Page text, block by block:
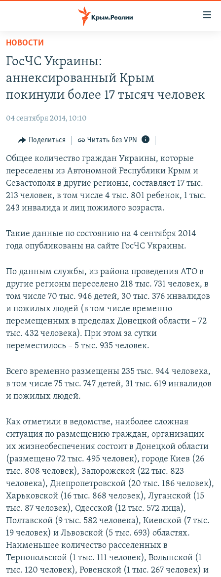
Вернуться
основному
содержанию
главной
навигации
Вернутся
поиску
СПЕЦПРОЕКТЫ
11 ЛЕТ ОККУПАЦИИ КРЫМА. 11 ИСТОРИЙ СОПРОТИВЛЕНИЯ
ЕЩЕ
ИНТЕРАКТИВ
ИНФОГРАФИКА
СОВЕТЫ ПРАВОЗАЩИТНИКОВ
ПРОПАВШИЕ БЕЗ ВЕСТИ
ПОБЕДИТЕЛЕЙ НЕ СУДЯТ?
КРЫМ.НЕПОКОРЕННЫЙ
УКРАИНСКАЯ ПРОБЛЕМА КРЫМА
РАДІО СВОБОДА
КАК ОБОЙТИ БЛОКИРОВКУ
Українською
Qırımtatar
ПРИСОЕДИНЯЙТЕСЬ!
Все сайты RFE/RL
НОВОСТИ
ГосЧС Украины:
аннексированный Крым
покинули более 17 тысяч человек
04 сентября 2014, 10:10
Поделиться Читать без VPN
Общее количество граждан Украины, которые
переселены из Автономной Республики Крым и
Севастополя в другие регионы, составляет 17 тыс.
213 человек, в том числе 4 тыс. 801 ребенок, 1 тыс.
243 инвалида и лиц пожилого возраста.
Такие данные по состоянию на 4 сентября 2014
года опубликованы на сайте ГосЧС Украины.
По данным службы, из района проведения АТО в
другие регионы переселено 218 тыс. 731 человек, в
том числе 70 тыс. 946 детей, 30 тыс. 376 инвалидов
и пожилых людей (в том числе временно
перемещенных в пределах Донецкой области – 72
тыс. 432 человека). При этом за сутки
переместилось – 5 тыс. 935 человек.
Всего временно размещены 235 тыс. 944 человека,
в том числе 75 тыс. 747 детей, 31 тыс. 619 инвалидов
и пожилых людей.
Как отметили в ведомстве, наиболее сложная
ситуация по размещению граждан, организации
их жизнеобеспечения состоит в Донецкой области
(размещено 72 тыс. 495 человек), городе Киев (26
тыс. 808 человек), Запорожской (22 тыс. 823
человека), Днепропетровской (20 тыс. 186 человек),
Харьковской (16 тыс. 868 человек), Луганской (15
тыс. 87 человек), Одесской (12 тыс. 572 лица),
Полтавской (9 тыс. 582 человека), Киевской (7 тыс.
19 человек) и Львовской (5 тыс. 693) областях.
Наименьшее количество расселенных в
Тернопольской (1 тыс. 111 человек), Волынской (1
тыс. 120 человек), Ровенской (1 тыс. 267 человек) и